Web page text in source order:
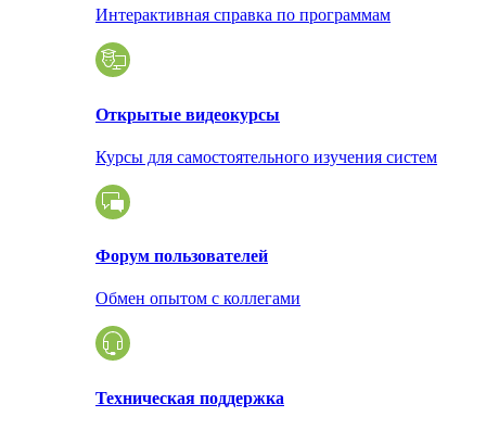
Интерактивная справка по программам
Открытые видеокурсы
Курсы для самостоятельного изучения систем
Форум пользователей
Обмен опытом с коллегами
Техническая поддержка